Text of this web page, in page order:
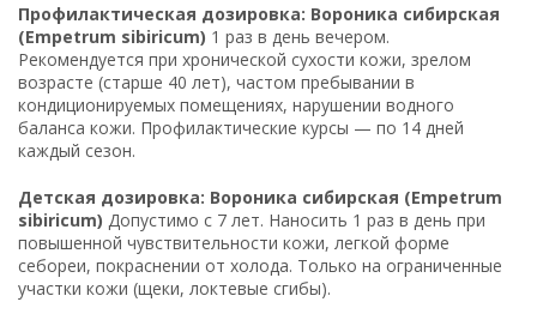
Профилактическая дозировка: Вороника сибирская
(Empetrum sibiricum) 1 раз в день вечером.
Рекомендуется при хронической сухости кожи, зрелом
возрасте (старше 40 лет), частом пребывании в
кондиционируемых помещениях, нарушении водного
баланса кожи. Профилактические курсы — по 14 дней
каждый сезон.
Детская дозировка: Вороника сибирская (Empetrum
sibiricum) Допустимо с 7 лет. Наносить 1 раз в день при
повышенной чувствительности кожи, легкой форме
себореи, покраснении от холода. Только на ограниченные
участки кожи (щеки, локтевые сгибы).